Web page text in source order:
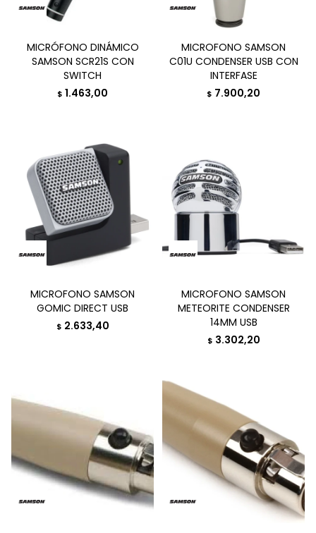
MICRÓFONO DINÁMICO
SAMSON SCR21S CON
SWITCH
$ 1.463,00
MICROFONO SAMSON
C01U CONDENSER USB CON
INTERFASE
$ 7.900,20
MICROFONO SAMSON
GOMIC DIRECT USB
$ 2.633,40
MICROFONO SAMSON
METEORITE CONDENSER
14MM USB
$ 3.302,20